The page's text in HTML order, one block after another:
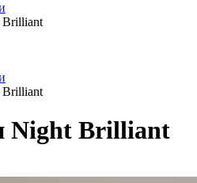
Brilliant
Brilliant
Night Brilliant